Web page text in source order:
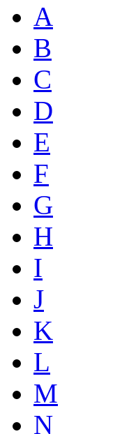
A
B
C
D
E
F
G
H
I
J
K
L
M
N